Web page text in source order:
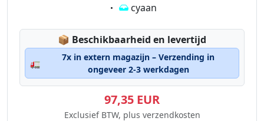
Eigenschaft:
cyaan
📦 Lagerstatus:
Beschikbaarheid en levertijd
🚛
7x in extern magazijn – Verzending in
ongeveer 2-3 werkdagen
97,35 EUR
Exclusief BTW, plus verzendkosten